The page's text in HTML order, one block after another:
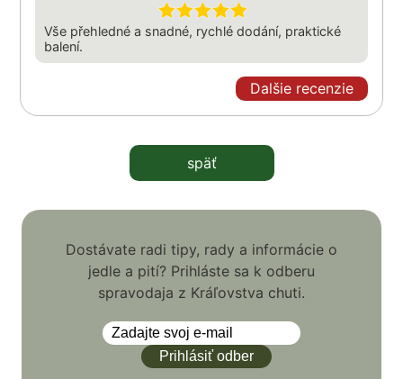
Vše přehledné a snadné, rychlé dodání, praktické
balení.
Dalšie recenzie
späť
Dostávate radi tipy, rady a informácie o
jedle a pití? Prihláste sa k odberu
spravodaja z Kráľovstva chuti.